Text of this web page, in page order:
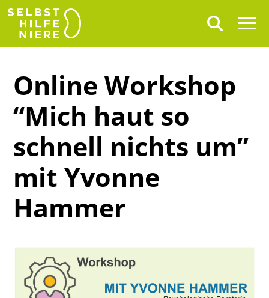
Online Workshop
“Mich haut so
schnell nichts um”
mit Yvonne
Hammer